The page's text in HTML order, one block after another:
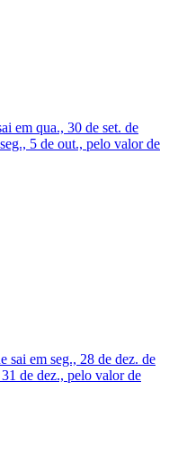
em qua., 30 de set. de
5 de out., pelo valor de
em seg., 28 de dez. de
de dez., pelo valor de